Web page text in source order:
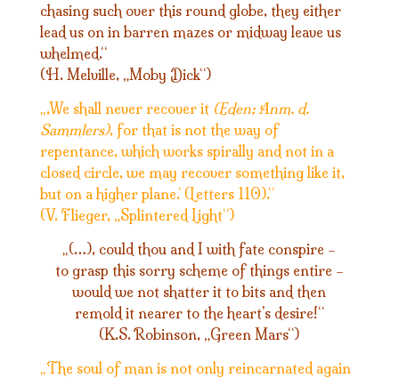
chasing such over this round globe, they either
lead us on in barren mazes or midway leave us
whelmed.“
(H. Melville, „Moby Dick“)
„,We shall never recover it (Eden; Anm. d.
Sammlers), for that is not the way of
repentance, which works spirally and not in a
closed circle, we may recover something like it,
but on a higher plane.‘ (Letters 110).“
(V. Flieger, „Splintered Light“)
„(…), could thou and I with fate conspire –
to grasp this sorry scheme of things entire –
would we not shatter it to bits and then
remold it nearer to the heart’s desire!“
(K.S. Robinson, „Green Mars“)
„The soul of man is not only reincarnated again